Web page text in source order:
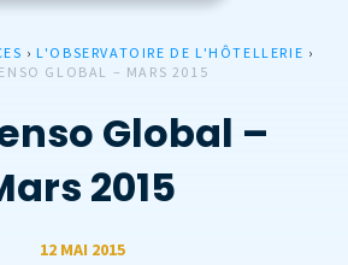
›L'OBSERVATOIRE DE L'HÔTELLERIE ›
GLOBAL – MARS 2015
Global –
2015
12 MAI 2015